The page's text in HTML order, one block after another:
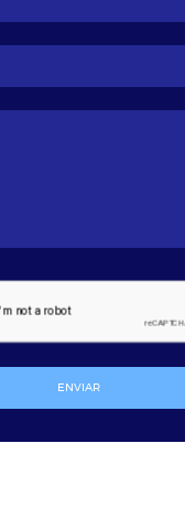
ENVIAR